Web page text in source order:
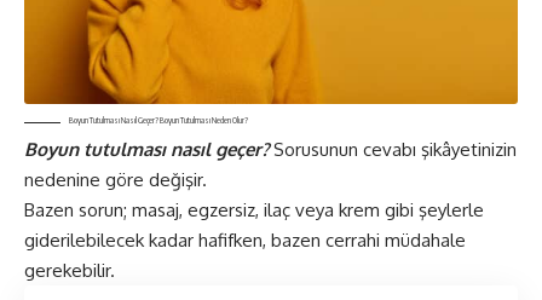
Boyun Tutulması Nasıl Geçer? Boyun Tutulması Neden Olur?
Boyun tutulması nasıl geçer?Sorusunun cevabı şikâyetinizin
nedenine göre değişir.
Bazen sorun; masaj, egzersiz, ilaç veya krem gibi şeylerle
giderilebilecek kadar hafifken, bazen cerrahi müdahale
gerekebilir.